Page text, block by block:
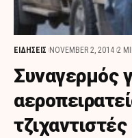
ΕΙΔΗΣΕΙΣ NOVEMBER 2, 2014 2
Συναγερμός